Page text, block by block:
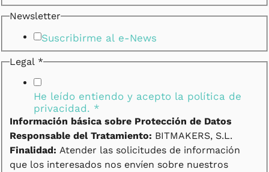
Newsletter
Suscribirme al e-News
Legal *
He leído entiendo y acepto la política de
privacidad. *
Información básica sobre Protección de Datos
Responsable del Tratamiento: BITMAKERS, S.L.
Finalidad: Atender las solicitudes de información
que los interesados nos envíen sobre nuestros